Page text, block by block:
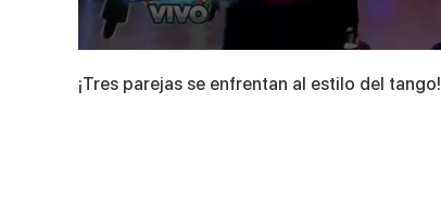
seconds
of
¡Tres parejas se enfrentan al estilo del tango!